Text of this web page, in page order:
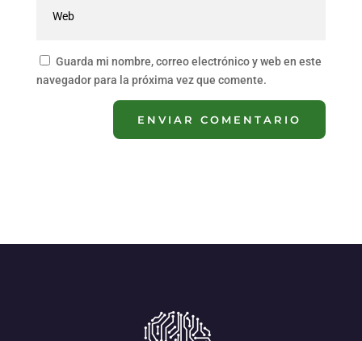
Guarda mi nombre, correo electrónico y web en este
navegador para la próxima vez que comente.
ENVIAR COMENTARIO